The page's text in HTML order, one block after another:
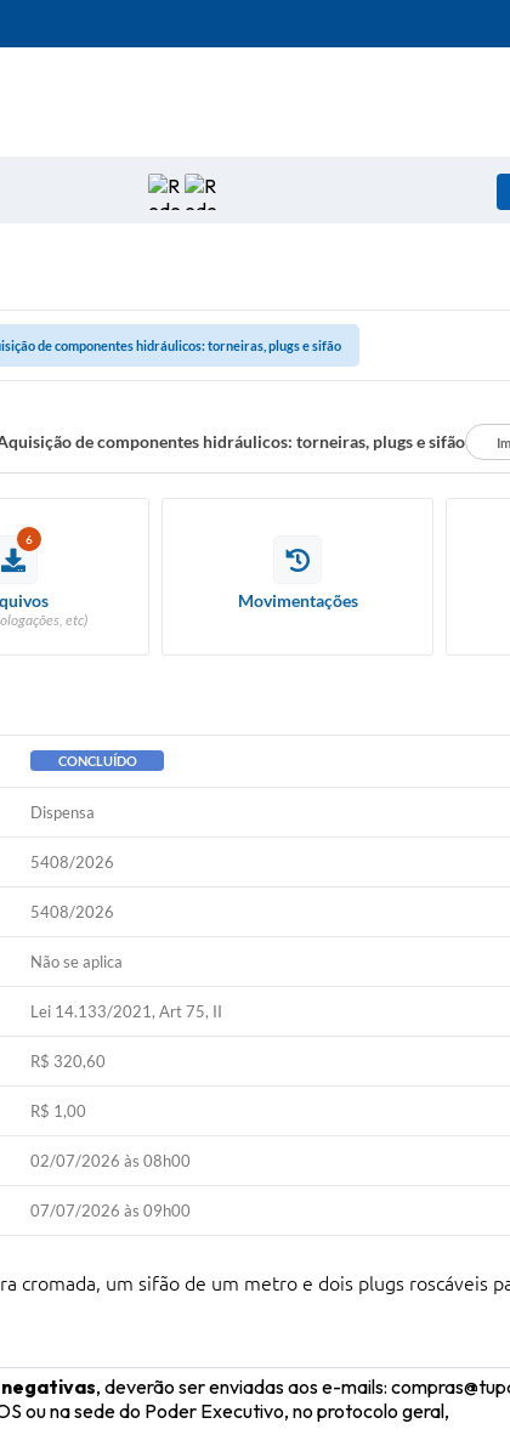
de componentes hidráulicos: torneiras, plugs e sifão
de componentes hidráulicos: torneiras, plugs e sifão
6
etc)
Movimentações
CONCLUÍDO
Dispensa
5408/2026
5408/2026
Não se aplica
Lei 14.133/2021, Art 75, II
R$ 320,60
R$ 1,00
02/07/2026 às 08h00
07/07/2026 às 09h00
cromada, um sifão de um metro e dois plugs roscáveis
, deverão ser enviadas aos e-mails:
ou na sede do Poder Executivo, no protocolo geral,